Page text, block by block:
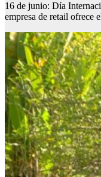
16 de junio: Día
empresa de retail ofrece